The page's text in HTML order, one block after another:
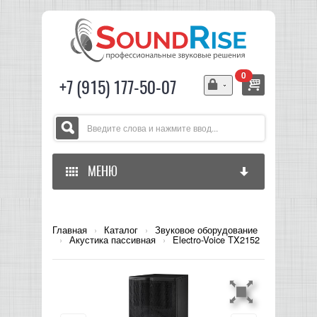
+7 (915) 177-50-07
0
МЕНЮ
ЗВУКОВОЕ ОБОРУДОВАНИЕ
МИКШЕРЫ АНАЛОГОВЫЕ
СВЕТОВОЕ ОБОРУДОВАНИЕ
Главная › Каталог › Звуковое оборудование
› Акустика пассивная › Electro-Voice TX2152